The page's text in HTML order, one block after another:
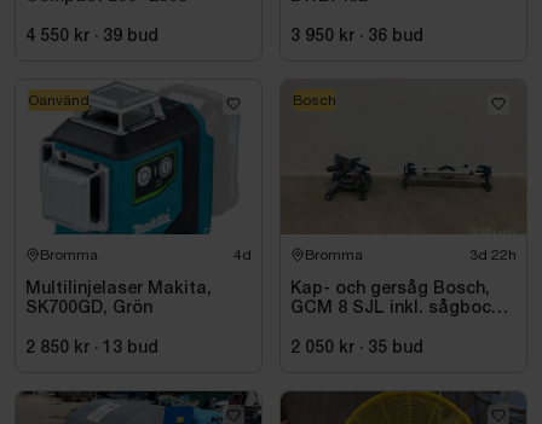
4 550 kr · 39 bud 3 950 kr · 36 bud
Bromma 4d
Multilinjelaser Makita,
SK700GD, Grön
2 850 kr · 13 bud
Oanvänd
Bromma 3d 22h
Kap- och gersåg Bosch,
GCM 8 SJL inkl. sågbock
2 050 kr · 35 bud
Bosch